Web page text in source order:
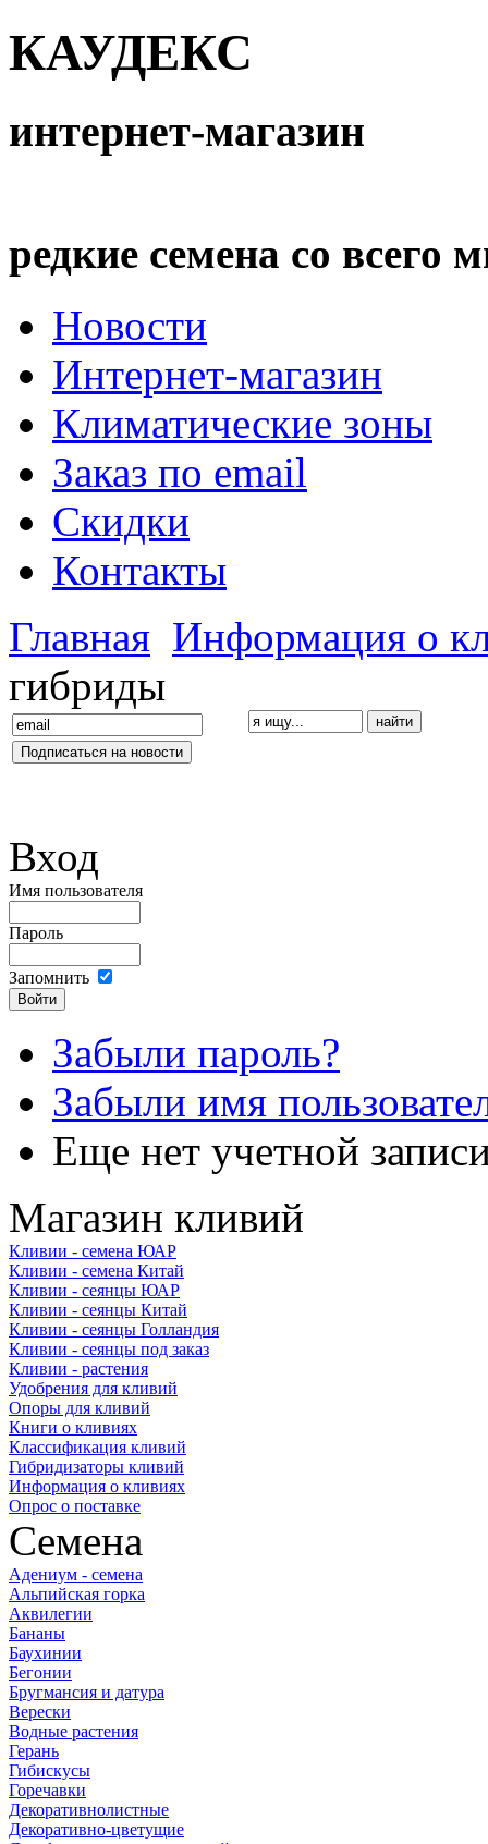
КАУДЕКС
интернет-магазин
редкие семена со всего
Новости
Интернет-магазин
Климатические зоны
Заказ по email
Скидки
Контакты
Главная Информация о
гибриды
Вход
Имя пользователя
Пароль
Запомнить
Забыли пароль?
Забыли имя
Еще нет учетной
Магазин кливий
Кливии - семена ЮАР
Кливии - семена Китай
Кливии - сеянцы ЮАР
Кливии - сеянцы Китай
Кливии - сеянцы Голландия
Кливии - сеянцы под заказ
Кливии - растения
Удобрения для кливий
Опоры для кливий
Книги о кливиях
Классификация кливий
Гибридизаторы кливий
Информация о кливиях
Опрос о поставке
Семена
Адениум - семена
Альпийская горка
Аквилегии
Бананы
Баухинии
Бегонии
Бругмансия и датура
Верески
Водные растения
Герань
Гибискусы
Горечавки
Декоративнолистные
Декоративно-цветущие